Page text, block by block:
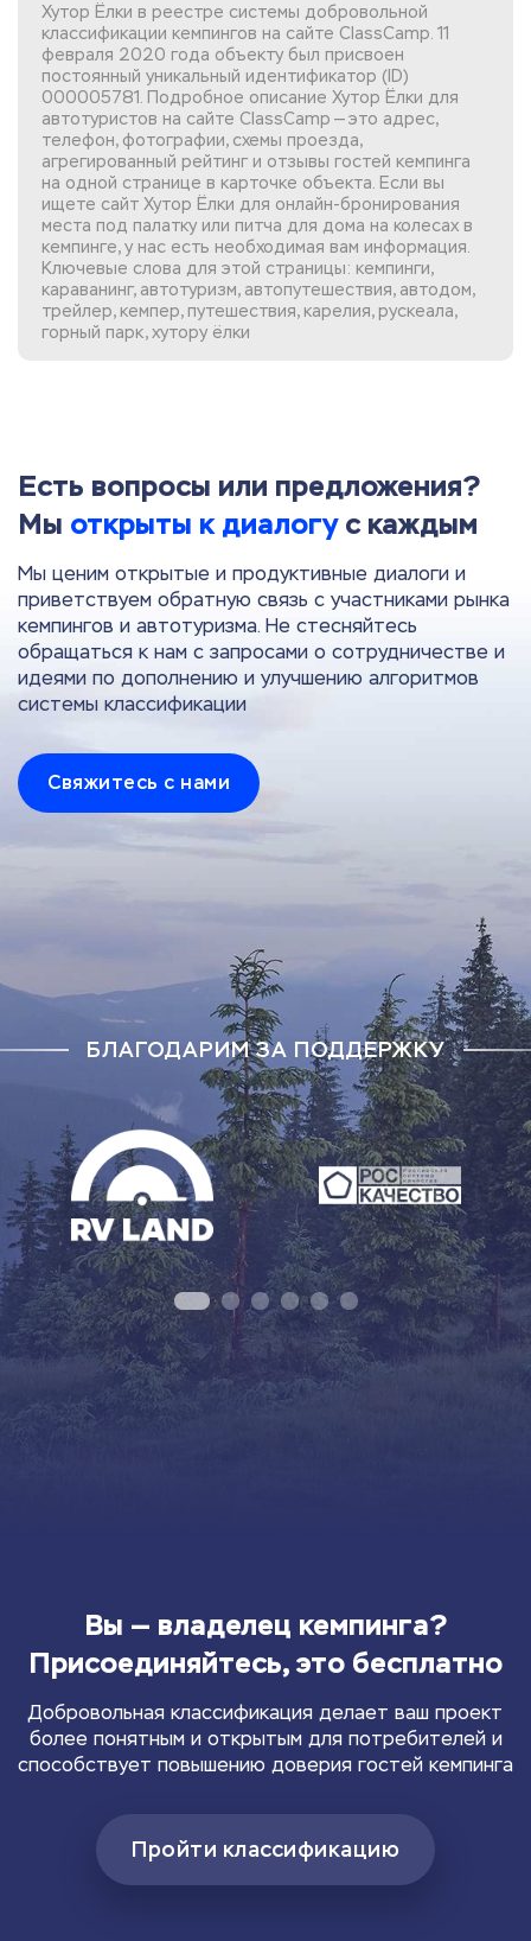
Хутор Ёлки в реестре системы добровольной
классификации кемпингов на сайте ClassCamp. 11
февраля 2020 года объекту был присвоен
постоянный уникальный идентификатор (ID)
000005781. Подробное описание Хутор Ёлки для
автотуристов на сайте ClassCamp — это адрес,
телефон, фотографии, схемы проезда,
агрегированный рейтинг и отзывы гостей кемпинга
на одной странице в карточке объекта. Если вы
ищете сайт Хутор Ёлки для онлайн-бронирования
места под палатку или питча для дома на колесах в
кемпинге, у нас есть необходимая вам информация.
Ключевые слова для этой страницы: кемпинги,
караванинг, автотуризм, автопутешествия, автодом,
трейлер, кемпер, путешествия, карелия, рускеала,
горный парк, хутору ёлки
Есть вопросы или предложения?
Мы открыты к диалогус каждым
Мы ценим открытые и продуктивные диалоги и
приветствуем обратную связь с участниками рынка
кемпингов и автотуризма. Не стесняйтесь
обращаться к нам с запросами о сотрудничестве и
идеями по дополнению и улучшению алгоритмов
системы классификации
Свяжитесь с нами
БЛАГОДАРИМ ЗА ПОДДЕРЖКУ
Вы — владелец кемпинга?
Присоединяйтесь, это бесплатно
Добровольная классификация делает ваш проект
более понятным и открытым для потребителей и
способствует повышению доверия гостей кемпинга
Пройти классификацию